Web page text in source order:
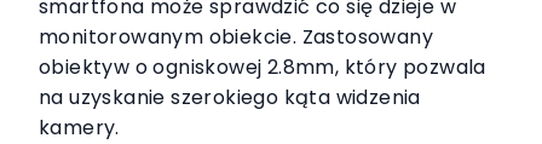
smartfona może sprawdzić co się dzieje w
monitorowanym obiekcie. Zastosowany
obiektyw o ogniskowej 2.8mm, który pozwala
na uzyskanie szerokiego kąta widzenia
kamery.